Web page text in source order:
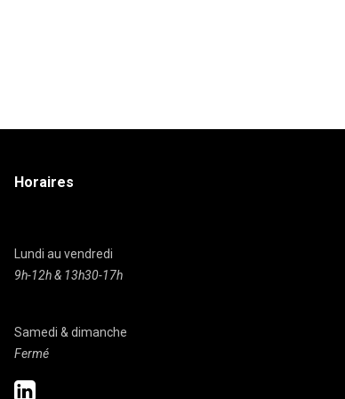
Horaires
Lundi au vendredi
9h-12h & 13h30-17h
Samedi & dimanche
Fermé